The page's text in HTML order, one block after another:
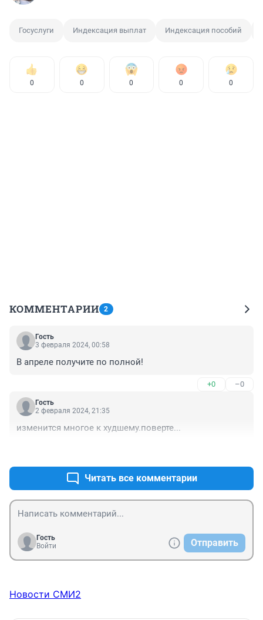
Госуслуги Индексация выплат Индексация пособий
0 0 0 0 0
КОММЕНТАРИИ 2
Гость
3 февраля 2024, 00:58
В апреле получите по полной!
+0 –0
Гость
2 февраля 2024, 21:35
изменится многое к худшему.поверте...
Читать все комментарии
Гость
Войти
Отправить
Новости СМИ2